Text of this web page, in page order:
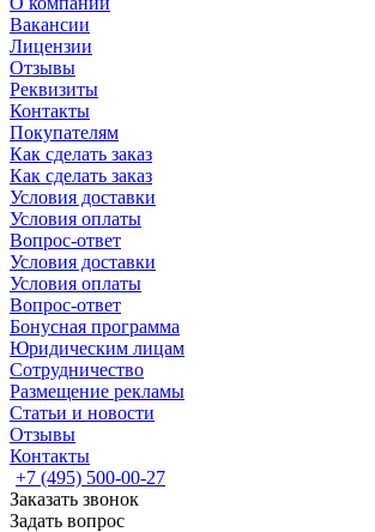
Вакансии
Лицензии
Отзывы
Реквизиты
Контакты
Покупателям
Как сделать заказ
Как сделать заказ
Условия доставки
Условия оплаты
Вопрос-ответ
Условия доставки
Условия оплаты
Вопрос-ответ
Бонусная программа
Юридическим лицам
Сотрудничество
Размещение рекламы
Статьи и новости
Отзывы
Контакты
+7 (495) 500-00-27
Заказать звонок
Задать вопрос